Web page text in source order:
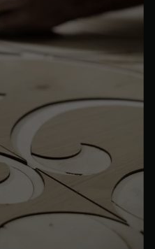
PROJET ?
pour vous guider pas à
de votre parquet.
vous appelle